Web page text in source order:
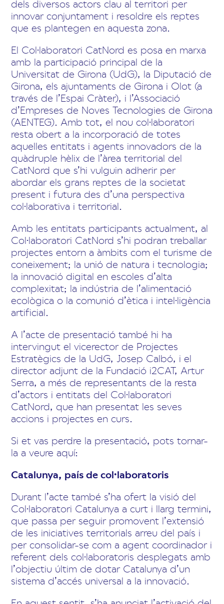
dels diversos actors clau al territori per
innovar conjuntament i resoldre els reptes
que es plantegen en aquesta zona.
El Col·laboratori CatNord es posa en marxa
amb la participació principal de la
Universitat de Girona (UdG), la Diputació de
Girona, els ajuntaments de Girona i Olot (a
través de l’Espai Cràter), i l’Associació
d’Empreses de Noves Tecnologies de Girona
(AENTEG). Amb tot, el nou col·laboratori
resta obert a la incorporació de totes
aquelles entitats i agents innovadors de la
quàdruple hèlix de l’àrea territorial del
CatNord que s’hi vulguin adherir per
abordar els grans reptes de la societat
present i futura des d’una perspectiva
col·laborativa i territorial.
Amb les entitats participants actualment, al
Col·laboratori CatNord s’hi podran treballar
projectes entorn a àmbits com el turisme de
coneixement; la unió de natura i tecnologia;
la innovació digital en escoles d’alta
complexitat; la indústria de l’alimentació
ecològica o la comunió d’ètica i intel·ligència
artificial.
A l’acte de presentació també hi ha
intervingut el vicerector de Projectes
Estratègics de la UdG, Josep Calbó, i el
director adjunt de la Fundació i2CAT, Artur
Serra, a més de representants de la resta
d’actors i entitats del Col·laboratori
CatNord, que han presentat les seves
accions i projectes en curs.
Si et vas perdre la presentació, pots tornar-
la a veure aquí:
Catalunya, país de col·laboratoris
Durant l’acte també s’ha ofert la visió del
Col·laboratori Catalunya a curt i llarg termini,
que passa per seguir promovent l’extensió
de les iniciatives territorials arreu del país i
per consolidar-se com a agent coordinador i
referent dels col·laboratoris desplegats amb
l’objectiu últim de dotar Catalunya d’un
sistema d’accés universal a la innovació.